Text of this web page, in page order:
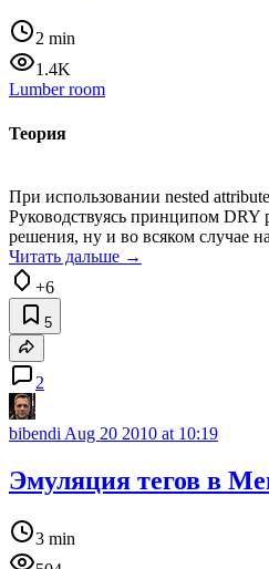
2 min
1.4K
Lumber room
Теория
При использовании nested
Руководствуясь принципом DRY
решения, ну и во всяком случае
Читать дальше →
+6
5
2
bibendi Aug 20 2010 at 10:19
Эмуляция тегов в
3 min